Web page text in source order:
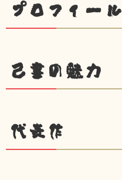
プロフィール
己書の魅力
代表作